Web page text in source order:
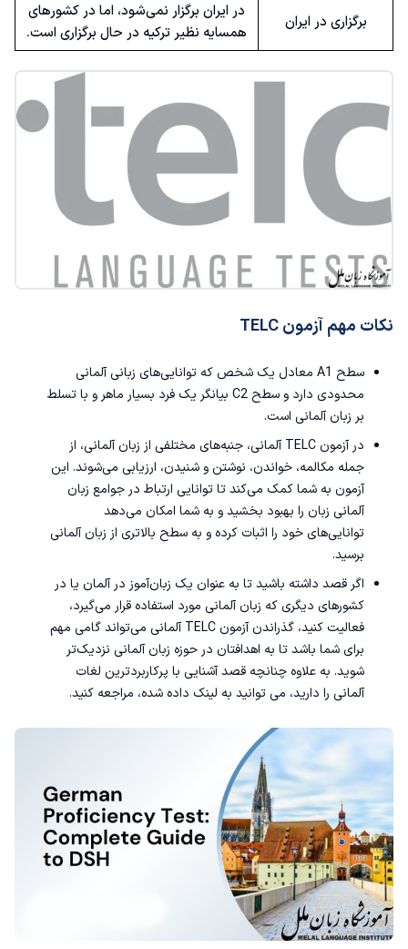
برگزاری در ایران
در ایران برگزار نمی‌شود، اما در کشورهای
همسایه نظیر ترکیه در حال برگزاری است.
نکات مهم آزمون TELC
سطح A1 معادل یک شخص که توانایی‌های زبانی آلمانی
محدودی دارد و سطح C2 بیانگر یک فرد بسیار ماهر و با تسلط
بر زبان آلمانی است.
در آزمون TELC آلمانی، جنبه‌های مختلفی از زبان آلمانی، از
جمله مکالمه، خواندن، نوشتن و شنیدن، ارزیابی می‌شوند. این
آزمون به شما کمک می‌کند تا توانایی ارتباط در جوامع زبان
آلمانی‌ زبان را بهبود بخشید و به شما امکان می‌دهد
توانایی‌های خود را اثبات کرده و به سطح بالاتری از زبان آلمانی
برسید.
اگر قصد داشته باشید تا به عنوان یک زبان‌آموز در آلمان یا در
کشورهای دیگری که زبان آلمانی مورد استفاده قرار می‌گیرد،
فعالیت کنید، گذراندن آزمون TELC آلمانی می‌تواند گامی مهم
برای شما باشد تا به اهدافتان در حوزه زبان آلمانی نزدیک‌تر
شوید. به علاوه چنانچه قصد آشنایی با پرکاربردترین لغات
آلمانی را دارید، می توانید به لینک داده شده، مراجعه کنید.